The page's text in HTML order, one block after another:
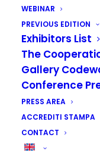
WEBINAR
PREVIOUS EDITION
Exhibitors List
The
Gallery
Conference
PRESS AREA
ACCREDITI STAMPA
CONTACT